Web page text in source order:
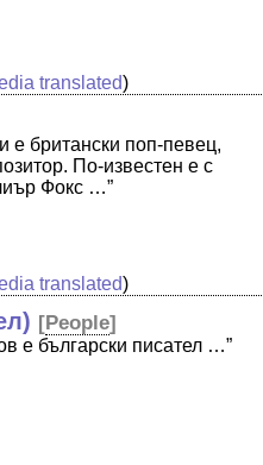
translated)
британски поп-певец,
По-известен е с
Фокс …”
translated)
[People]
е български писател …”